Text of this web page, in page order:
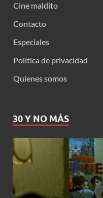
Cine maldito
Contacto
Especiales
Política de privacidad
Quienes somos
30 Y NO MÁS